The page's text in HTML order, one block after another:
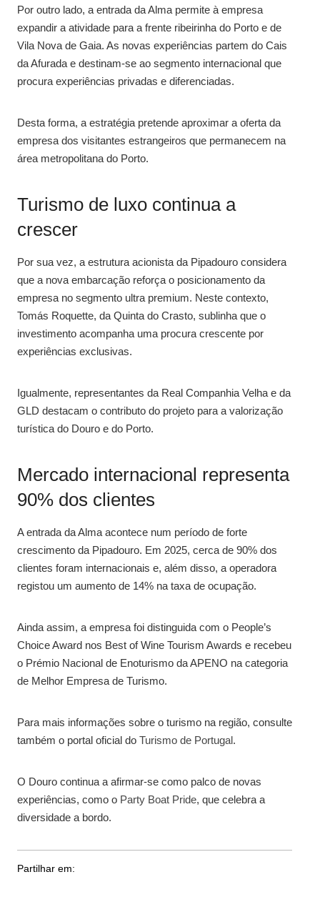
Por outro lado, a entrada da Alma permite à empresa
expandir a atividade para a frente ribeirinha do Porto e de
Vila Nova de Gaia. As novas experiências partem do Cais
da Afurada e destinam-se ao segmento internacional que
procura experiências privadas e diferenciadas.
Desta forma, a estratégia pretende aproximar a oferta da
empresa dos visitantes estrangeiros que permanecem na
área metropolitana do Porto.
Turismo de luxo continua a
crescer
Por sua vez, a estrutura acionista da Pipadouro considera
que a nova embarcação reforça o posicionamento da
empresa no segmento ultra premium. Neste contexto,
Tomás Roquette, da Quinta do Crasto, sublinha que o
investimento acompanha uma procura crescente por
experiências exclusivas.
Igualmente, representantes da Real Companhia Velha e da
GLD destacam o contributo do projeto para a valorização
turística do Douro e do Porto.
Mercado internacional representa
90% dos clientes
A entrada da Alma acontece num período de forte
crescimento da Pipadouro. Em 2025, cerca de 90% dos
clientes foram internacionais e, além disso, a operadora
registou um aumento de 14% na taxa de ocupação.
Ainda assim, a empresa foi distinguida com o People’s
Choice Award nos Best of Wine Tourism Awards e recebeu
o Prémio Nacional de Enoturismo da APENO na categoria
de Melhor Empresa de Turismo.
Para mais informações sobre o turismo na região, consulte
também o portal oficial do Turismo de Portugal.
O Douro continua a afirmar-se como palco de novas
experiências, como o Party Boat Pride, que celebra a
diversidade a bordo.
Partilhar em: